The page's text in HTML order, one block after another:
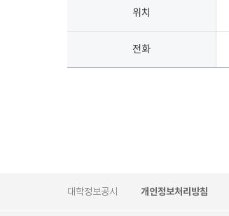
위치
전화
대학정보공시 개인정보처리방침